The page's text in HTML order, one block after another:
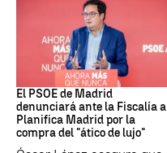
PSOE MADRID
El PSOE de Madrid
denunciará ante la Fiscalía a
Planifica Madrid por la
compra del "ático de lujo"